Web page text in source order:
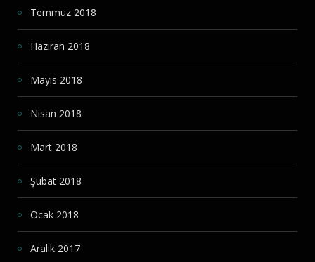
Temmuz 2018
Haziran 2018
Mayıs 2018
Nisan 2018
Mart 2018
Şubat 2018
Ocak 2018
Aralık 2017